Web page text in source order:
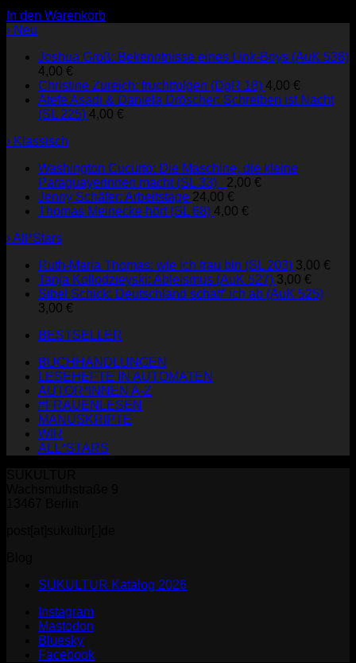
In den Warenkorb
› Neu
Joshua Groß: Bekenntnisse eines Link-Boys (AuK 538)
4,00 €
Christine Zureich: fruchtfolgen (DgR 18) 4,00 €
Atefe Asadi & Daniela Dröscher: Schreiben ist Nacht
(SL 225) 4,00 €
› Klassisch
Washington Cucurto: Die Maschine, die kleine
Paraguayerinnen macht (SL 33)
2,00 €
Jenny Schäfer: Arbeitstage 24,00 €
Thomas Meinecke hört (SL 68) 4,00 €
› All*Stars
Ruth-Maria Thomas: wie ich frau bin (SL 203) 3,00 €
Tanja Kollodzieyski: Ableismus (AuK 527) 3,00 €
Sibel Schick: Deutschland schaff' ich ab (AuK 525)
3,00 €
BESTSELLER
BUCHHANDLUNGEN
LESEHEFTE IN AUTOMATEN
AUTOR*INNEN A-Z
#FRAUENLESEN
MANUSKRIPTE
WIR
ALL*STARS
SUKULTUR Katalog 2026
Instagram
Mastodon
Bluesky
Facebook